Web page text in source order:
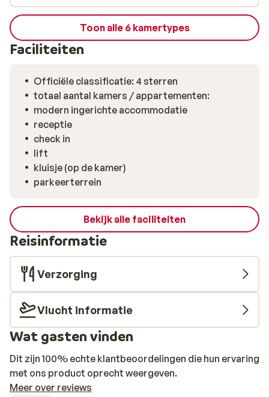
Westendorf en de uitgestrekte Wilder Kaiser-
Brixental, een van de grootste skigebieden van
Oostenrijk. Stel je voor: je wandelt ’s ochtends door de
verse sneeuw naar de lift, voelt de winterzon op je
Toon alle 6 kamertypes
Faciliteiten
Officiële classificatie: 4 sterren
totaal aantal kamers / appartementen:
modern ingerichte accommodatie
receptie
check in
lift
kluisje (op de kamer)
parkeerterrein
Bekijk alle faciliteiten
Reisinformatie
Verzorging
Vlucht informatie
Wat gasten vinden
Dit zijn 100% echte klantbeoordelingen die hun ervaring
met ons product oprecht weergeven.
Meer over reviews